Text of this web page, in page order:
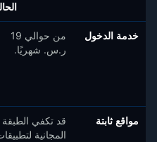
خدمة الدخول
من حوالي 19
ر.س.‏ شهريًا.
مواقع ثابتة
قد تكفي الطبقة
المجانية